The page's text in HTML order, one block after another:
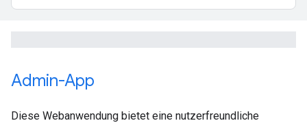
Admin-App
Diese Webanwendung bietet eine nutzerfreundliche